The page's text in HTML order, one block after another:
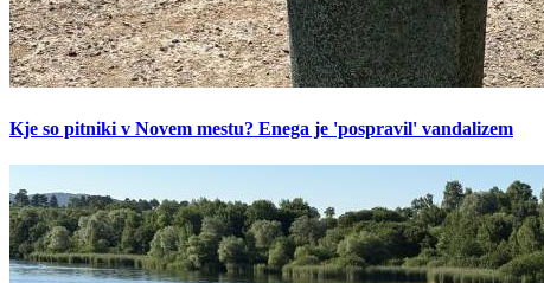
Kje so pitniki v Novem mestu? Enega je 'pospravil' vandalizem